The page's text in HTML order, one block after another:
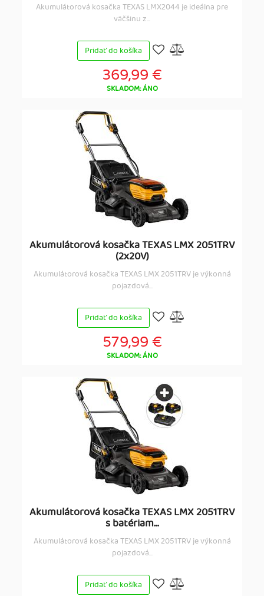
Akumulátorová kosačka TEXAS LMX2044 je ideálna pre
väčšinu z...
Pridať do košíka
369,99 €
SKLADOM: ÁNO
Akumulátorová kosačka TEXAS LMX 2051TRV
(2x20V)
Akumulátorová kosačka TEXAS LMX 2051TRV je výkonná
pojazdová...
Pridať do košíka
579,99 €
SKLADOM: ÁNO
Akumulátorová kosačka TEXAS LMX 2051TRV
s batériam...
Akumulátorová kosačka TEXAS LMX 2051TRV je výkonná
pojazdová...
Pridať do košíka